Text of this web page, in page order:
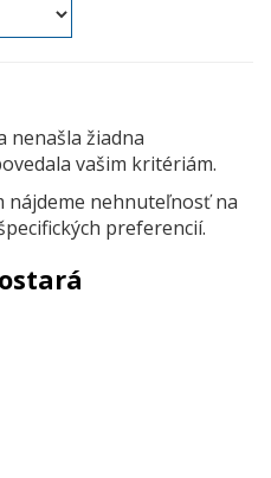
nenašla žiadna
vašim kritériám.
nájdeme nehnuteľnosť na
preferencií.